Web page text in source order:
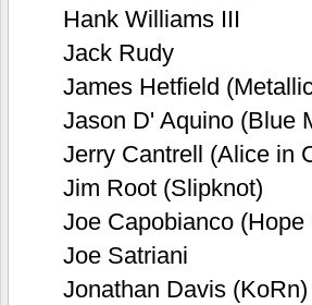
Hank Williams III
Jack Rudy
James Hetfield
Jason D' Aquino (Blue
Jerry Cantrell (Alice in
Jim Root (Slipknot)
Joe Capobianco (Hope
Joe Satriani
Jonathan Davis (KoRn)